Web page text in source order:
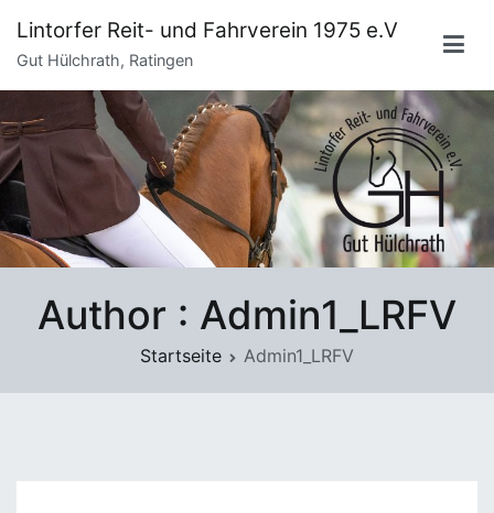
Inhalt
springen
Lintorfer Reit- und Fahrverein 1975 e.V
Gut Hülchrath, Ratingen
Author : Admin1_LRFV
Startseite Admin1_LRFV